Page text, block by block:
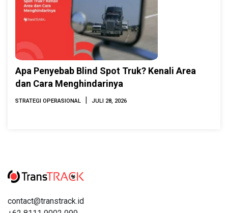
Apa Penyebab Blind Spot Truk? Kenali Area
dan Cara Menghindarinya
STRATEGI OPERASIONAL | JULI 28, 2026
contact@transtrack.id